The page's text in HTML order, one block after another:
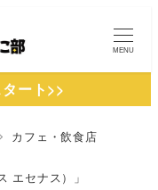
MENU
ート>>
カフェ・飲食店
エセナス）」